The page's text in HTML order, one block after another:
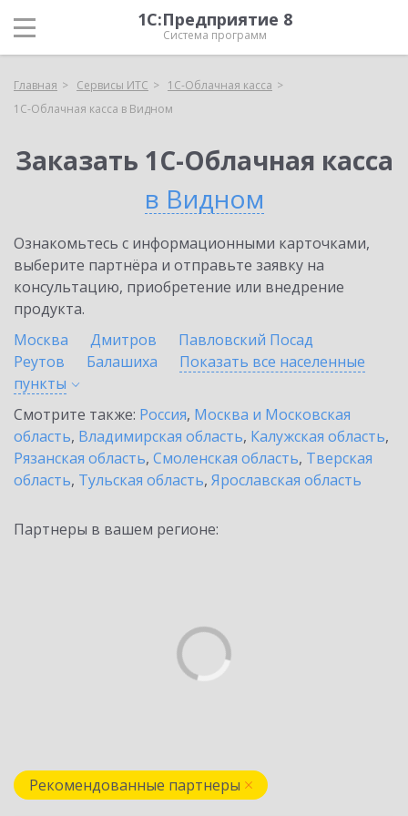
1С:Предприятие 8
Система программ
Главная Сервисы ИТС
1С-Облачная касса
1С-Облачная касса в Видном
Заказать 1С-Облачная касса
в Видном
Ознакомьтесь с информационными карточками,
выберите партнёра и отправьте заявку на
консультацию, приобретение или внедрение
продукта.
Москва
Дмитров
Павловский Посад
Реутов
Балашиха
Показать все населенные
пункты
Смотрите также: Россия, Москва и Московская
область, Владимирская область, Калужская область,
Рязанская область, Смоленская область, Тверская
область, Тульская область, Ярославская область
Партнеры в вашем регионе:
Рекомендованные партнеры